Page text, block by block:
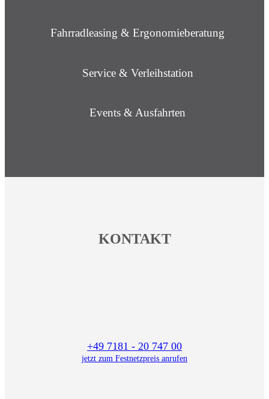
Fahrradleasing & Ergonomieberatung
Service & Verleihstation
Events & Ausfahrten
KONTAKT
+49 7181 - 20 747 00
jetzt zum Festnetzpreis anrufen